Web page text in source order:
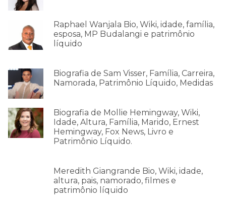
Raphael Wanjala Bio, Wiki, idade, família,
esposa, MP Budalangi e patrimônio
líquido
Biografia de Sam Visser, Família, Carreira,
Namorada, Patrimônio Líquido, Medidas
Biografia de Mollie Hemingway, Wiki,
Idade, Altura, Família, Marido, Ernest
Hemingway, Fox News, Livro e
Patrimônio Líquido.
Meredith Giangrande Bio, Wiki, idade,
altura, pais, namorado, filmes e
patrimônio líquido